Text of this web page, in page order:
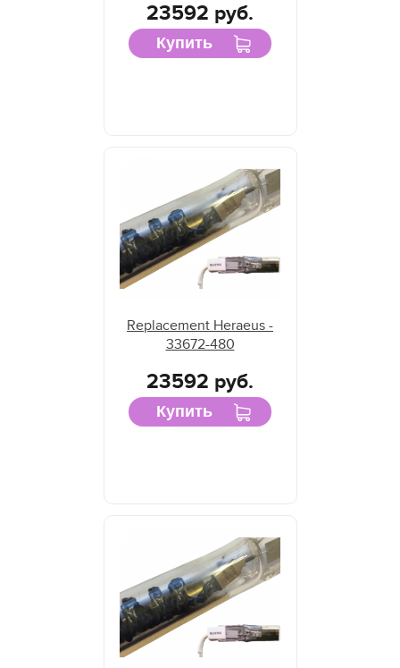
23592 руб.
Купить
Replacement Heraeus -
33672-480
23592 руб.
Купить